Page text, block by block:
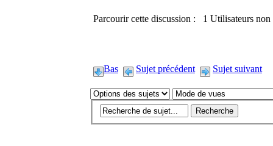
Parcourir cette discussion : 1 Utilisateurs non
Bas Sujet précédent Sujet suivant